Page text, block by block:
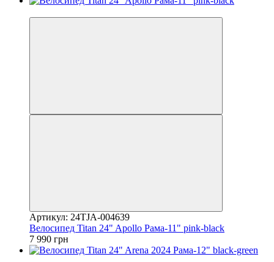
Артикул: 24TJA-004639
Велосипед Titan 24" Apollo Рама-11" pink-black
7 990 грн